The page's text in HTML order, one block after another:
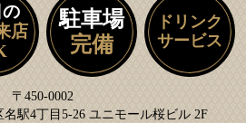
店
駐車場
完備
ドリンク
サービス
〒450-0002
駅4丁目5-26 ユニモール桜ビル 2F